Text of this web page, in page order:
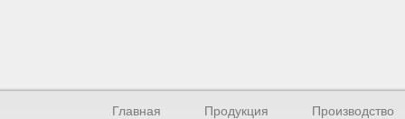
Главная Продукция Производство